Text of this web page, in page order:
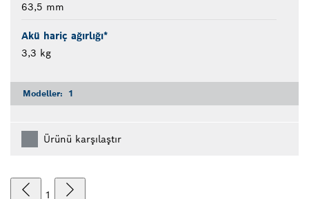
63,5 mm
Akü hariç ağırlığı*
3,3 kg
Modeller: 1
Ürünü karşılaştır
1